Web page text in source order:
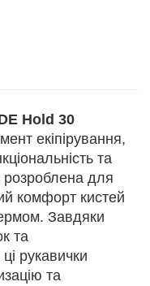
Hold 30
екіпірування,
та
розроблена для
комфорт кистей
Завдяки
та
рукавички
та